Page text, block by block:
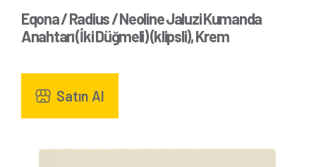
Eqona / Radius / Neoline Jaluzi Kumanda
Anahtarı (İki Düğmeli) (klipsli), Krem
Satın Al